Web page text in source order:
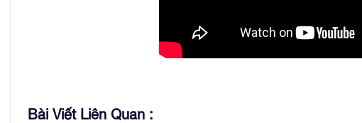
Bài Viết Liên Quan :